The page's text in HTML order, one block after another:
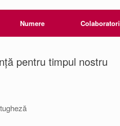
Numere Colaboratori
pentru timpul nostru